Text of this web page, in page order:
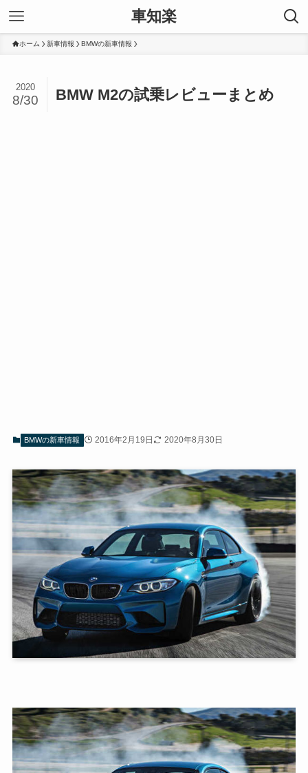
車知楽
ホーム 新車情報 BMWの新車情報
BMW M2の試乗レビューまとめ
2020
8/30
BMWの新車情報 2016年2月19日 2020年8月30日